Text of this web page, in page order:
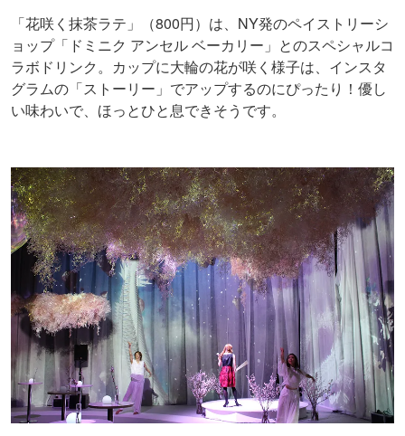
「花咲く抹茶ラテ」（800円）は、NY発のペイストリーシ
ョップ「ドミニク アンセル ベーカリー」とのスペシャルコ
ラボドリンク。カップに大輪の花が咲く様子は、インスタ
グラムの「ストーリー」でアップするのにぴったり！優し
い味わいで、ほっとひと息できそうです。